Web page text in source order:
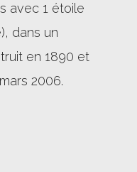
avec 1 étoile
dans un
en 1890 et
2006.